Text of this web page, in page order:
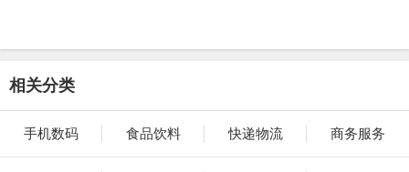
相关分类
手机数码 食品饮料 快递物流 商务服务